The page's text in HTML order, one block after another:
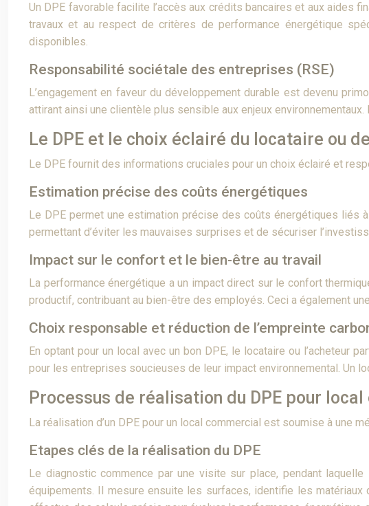
Un DPE favorable facilite l’accès aux crédits bancaires et aux aides
travaux et au respect de critères de performance énergétique
disponibles.
Responsabilité sociétale des entreprises (RSE)
L’engagement en faveur du développement durable est devenu
attirant ainsi une clientèle plus sensible aux enjeux
Le DPE et le choix éclairé du locataire ou
Le DPE fournit des informations cruciales pour un choix éclairé et
Estimation précise des coûts énergétiques
Le DPE permet une estimation précise des coûts énergétiques liés
permettant d’éviter les mauvaises surprises et de sécuriser
Impact sur le confort et le bien-être au travail
La performance énergétique a un impact direct sur le confort
productif, contribuant au bien-être des employés. Ceci a également
Choix responsable et réduction de l’empreinte
En optant pour un local avec un bon DPE, le locataire ou l’acheteur
pour les entreprises soucieuses de leur impact environnemental. Un
Processus de réalisation du DPE pour local
La réalisation d’un DPE pour un local commercial est soumise à
Etapes clés de la réalisation du DPE
Le diagnostic commence par une visite sur place, pendant
équipements. Il mesure ensuite les surfaces, identifie les